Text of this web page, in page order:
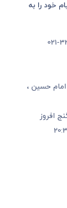
خود را به
امام حسین ،